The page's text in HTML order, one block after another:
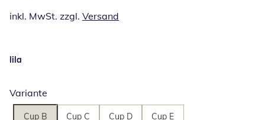
inkl. MwSt. zzgl. Versand
lila
Variante
Cup B Cup C Cup D Cup E